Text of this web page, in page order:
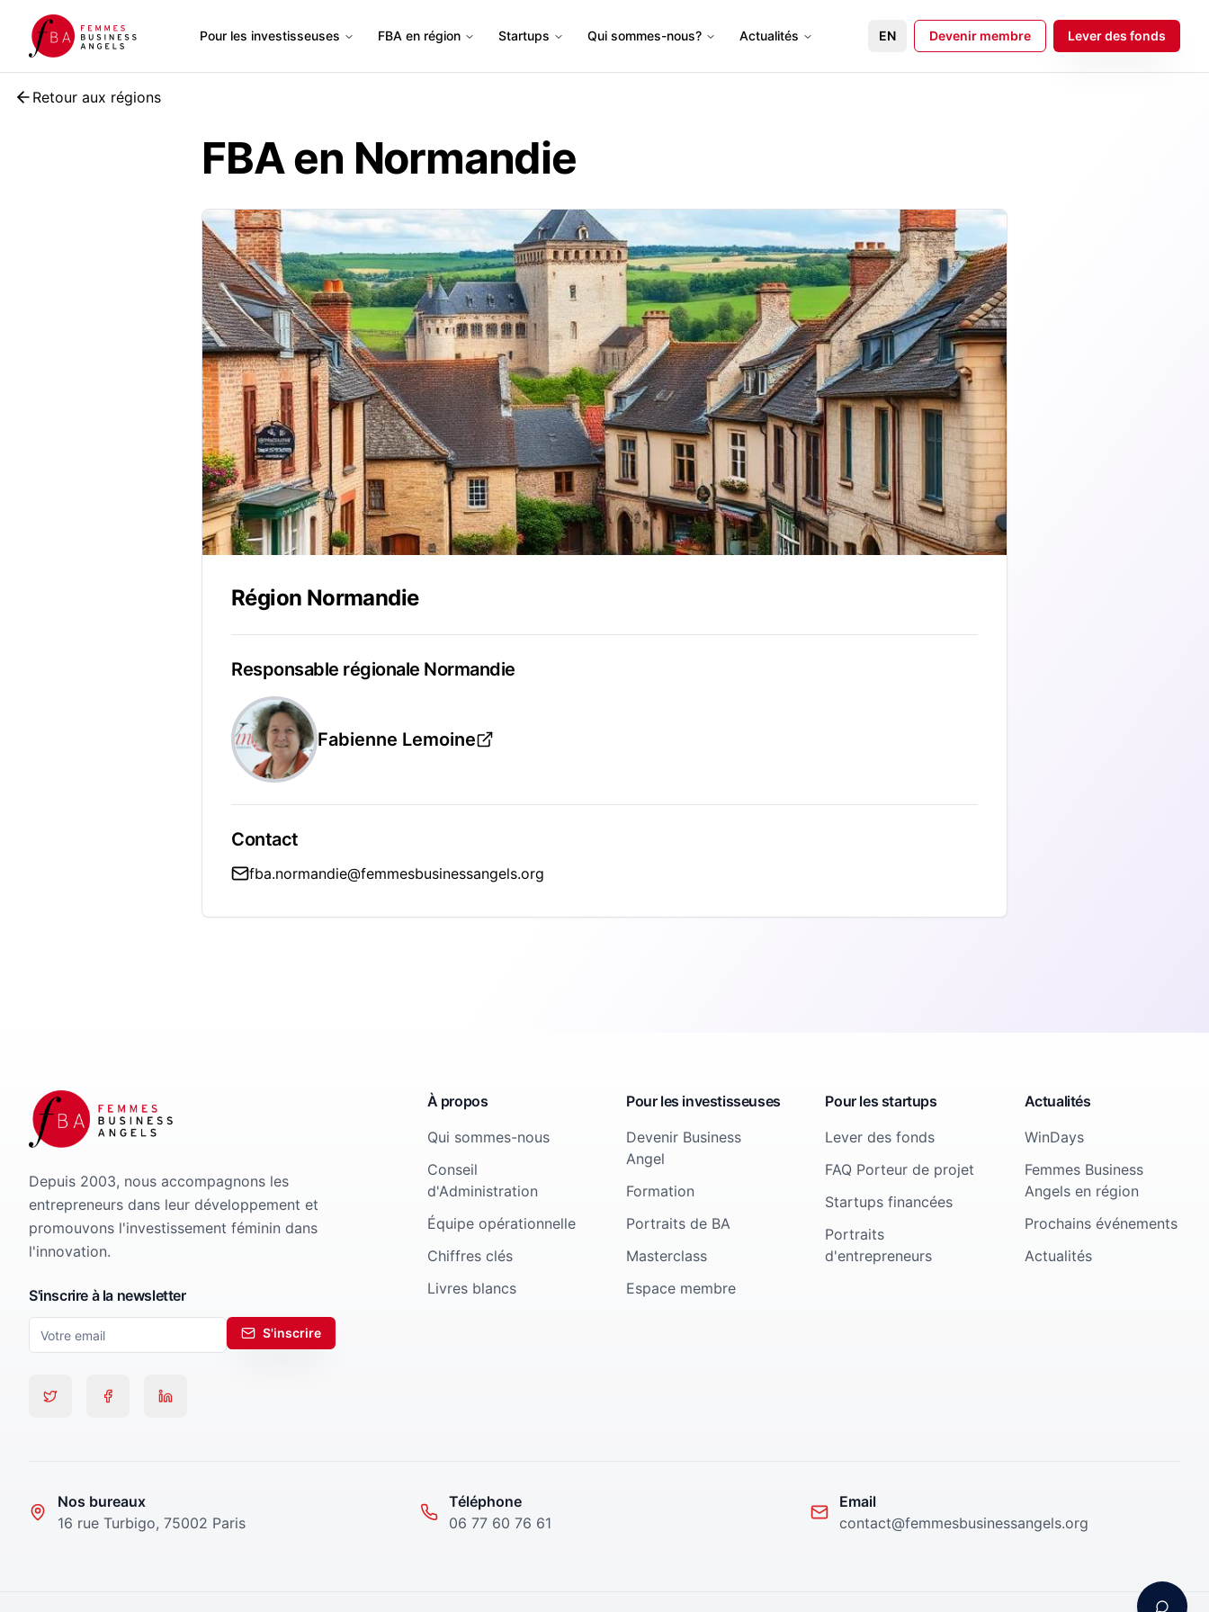
Pour les investisseuses FBA en région Startups Qui sommes-nous? Actualités EN Devenir membre Lever des fonds
Retour aux régions
FBA en Normandie
Région Normandie
Responsable régionale Normandie
Fabienne Lemoine
Contact
fba.normandie@femmesbusinessangels.org
Depuis 2003, nous accompagnons les
entrepreneurs dans leur développement et
promouvons l'investissement féminin dans
l'innovation.
S'inscrire à la newsletter
S'inscrire
À propos
Qui sommes-nous
Conseil
d'Administration
Équipe opérationnelle
Chiffres clés
Livres blancs
Pour les investisseuses
Devenir Business
Angel
Formation
Portraits de BA
Masterclass
Espace membre
Pour les startups
Lever des fonds
FAQ Porteur de projet
Startups financées
Portraits
d'entrepreneurs
Actualités
WinDays
Femmes Business
Angels en région
Prochains événements
Actualités
Nos bureaux
16 rue Turbigo, 75002 Paris
Téléphone
06 77 60 76 61
Email
contact@femmesbusinessangels.org